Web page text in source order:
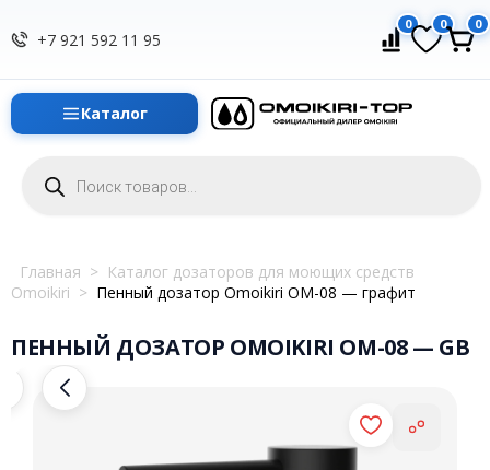
+7 921 592 11 95
0 0 0
Каталог
товаров
Главная > Каталог дозаторов для моющих средств
Omoikiri > Пенный дозатор Omoikiri OM-08 — графит
ПЕННЫЙ ДОЗАТОР OMOIKIRI OM-08 — GB